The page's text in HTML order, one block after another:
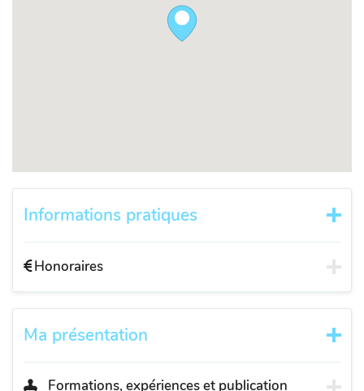
Informations pratiques
Honoraires
Ma présentation
Formations, expériences et publication